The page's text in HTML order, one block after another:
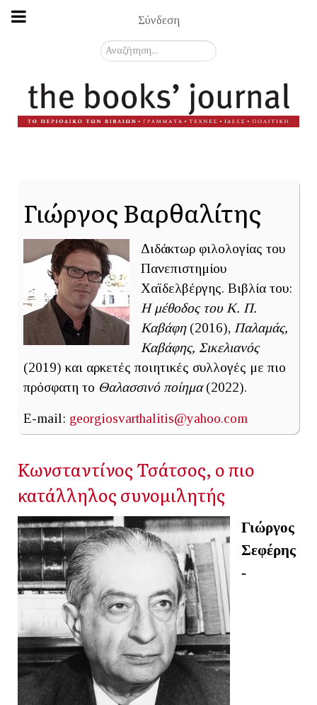
Σύνδεση
Αναζήτηση...
Γιώργος Βαρθαλίτης
Διδάκτωρ φιλολογίας του
Πανεπιστημίου
Χαϊδελβέργης. Βιβλία του:
Η μέθοδος του Κ. Π.
Καβάφη (2016), Παλαμάς,
Καβάφης, Σικελιανός
(2019) και αρκετές ποιητικές συλλογές με πιο
πρόσφατη το Θαλασσινό ποίημα(2022).
E-mail: georgiosvarthalitis@yahoo.com
Κωνσταντίνος Τσάτσος, ο πιο
κατάλληλος συνομιλητής
Γιώργος
Σεφέρης
-